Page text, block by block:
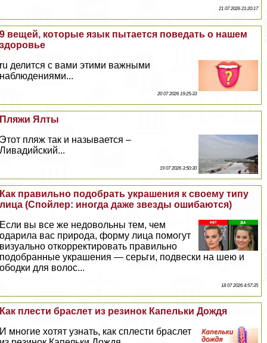
21 07 2026 21:20:17
9 вещей, которые язык пытается поведать о нашем
здоровье
ru делится с вами этими важными
наблюдениями...
20 07 2026 19:25:33
Пляжи Ялты
Этот пляж так и называется –
Ливадийский...
19 07 2026 3:50:30
Как правильно подобрать украшения к своему типу
лица (Спойлер: иногда даже звезды ошибаются)
Если вы все же недовольны тем, чем
одарила вас природа, форму лица помогут
визуально откорректировать правильно
подобранные украшения — серьги, подвески на шею и
ободки для волос...
18 07 2026 4:57:35
Как плести браслет из резинок Капельки Дождя
И многие хотят узнать, как сплести браслет